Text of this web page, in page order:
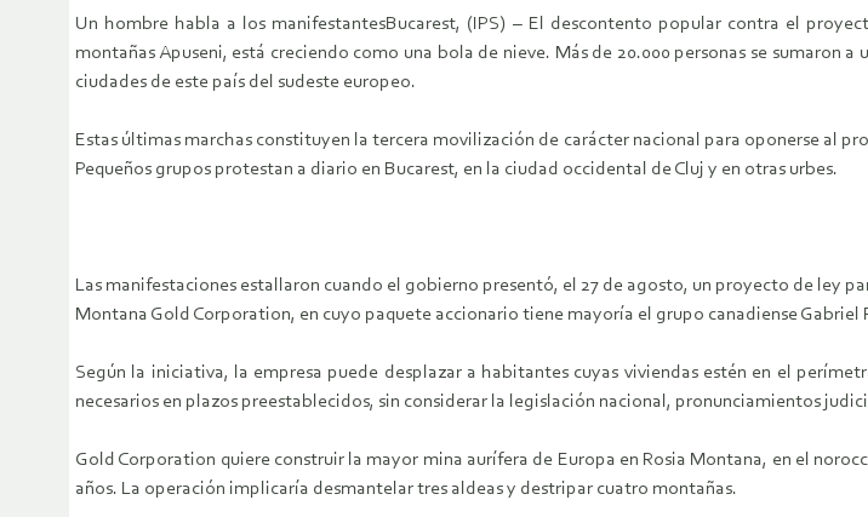
Un hombre habla a los manifestantesBucarest, (IPS) – El descontento popular contra el
montañas Apuseni, está creciendo como una bola de nieve. Más de 20.000 personas se sumaron
ciudades de este país del sudeste europeo.
Estas últimas marchas constituyen la tercera movilización de carácter nacional para oponerse al
Pequeños grupos protestan a diario en Bucarest, en la ciudad occidental de Cluj y en otras urbes.
Las manifestaciones estallaron cuando el gobierno presentó, el 27 de agosto, un proyecto de ley
Montana Gold Corporation, en cuyo paquete accionario tiene mayoría el grupo canadiense Gabriel
Según la iniciativa, la empresa puede desplazar a habitantes cuyas viviendas estén en el
necesarios en plazos preestablecidos, sin considerar la legislación nacional, pronunciamientos
Gold Corporation quiere construir la mayor mina aurífera de Europa en Rosia Montana, en el
años. La operación implicaría desmantelar tres aldeas y destripar cuatro montañas.